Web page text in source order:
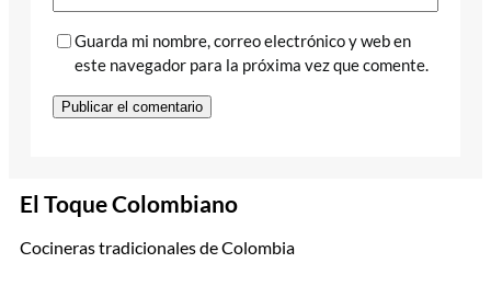
Guarda mi nombre, correo electrónico y web en
este navegador para la próxima vez que comente.
El Toque Colombiano
Cocineras tradicionales de Colombia